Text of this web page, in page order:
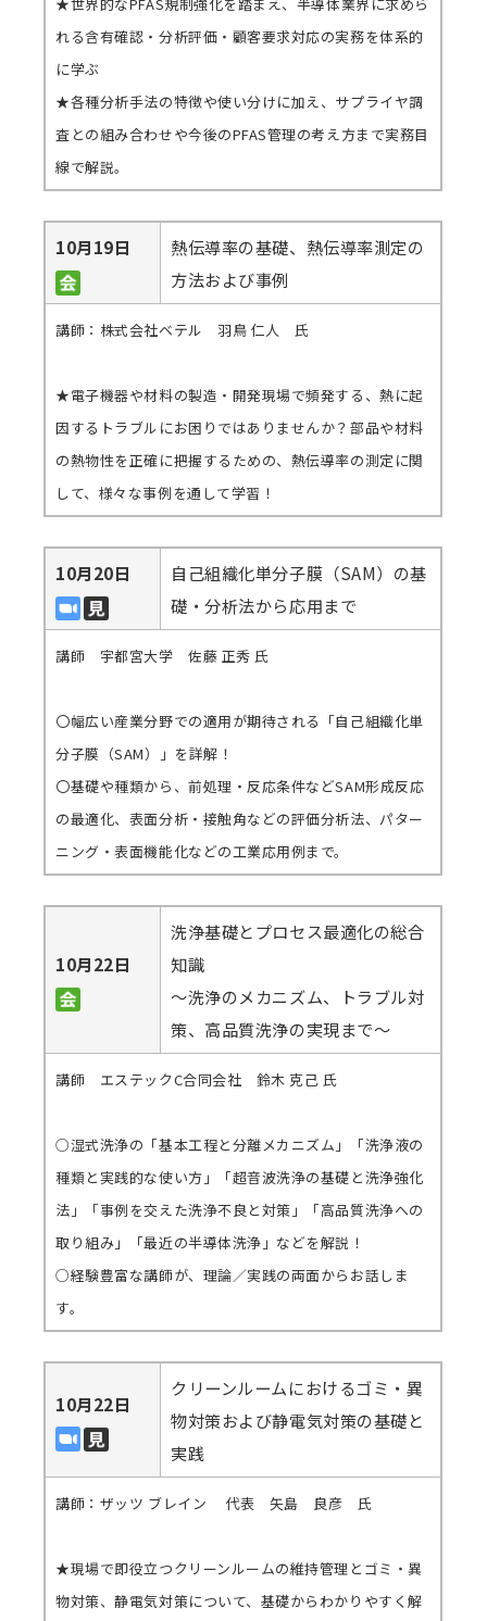
れる含有確認・分析評価・顧客要求対応の実務を体系的
に学ぶ
★各種分析手法の特徴や使い分けに加え、サプライヤ調
査との組み合わせや今後のPFAS管理の考え方まで実務目
線で解説。
10月19日
熱伝導率の基礎、熱伝導率測定の
方法および事例
講師：株式会社ベテル 羽鳥 仁人 氏
★電子機器や材料の製造・開発現場で頻発する、熱に起
因するトラブルにお困りではありませんか？部品や材料
の熱物性を正確に把握するための、熱伝導率の測定に関
して、様々な事例を通して学習！
10月20日
自己組織化単分子膜（SAM）の基
礎・分析法から応用まで
講師 宇都宮大学 佐藤 正秀 氏
〇幅広い産業分野での適用が期待される「自己組織化単
分子膜（SAM）」を詳解！
〇基礎や種類から、前処理・反応条件などSAM形成反応
の最適化、表面分析・接触角などの評価分析法、パター
ニング・表面機能化などの工業応用例まで。
10月22日
洗浄基礎とプロセス最適化の総合
知識
～洗浄のメカニズム、トラブル対
策、高品質洗浄の実現まで～
講師 エステックC合同会社 鈴木 克己 氏
○湿式洗浄の「基本工程と分離メカニズム」「洗浄液の
種類と実践的な使い方」「超音波洗浄の基礎と洗浄強化
法」「事例を交えた洗浄不良と対策」「高品質洗浄への
取り組み」「最近の半導体洗浄」などを解説！
○経験豊富な講師が、理論／実践の両面からお話しま
す。
10月22日
クリーンルームにおけるゴミ・異
物対策および静電気対策の基礎と
実践
講師：ザッツ ブレイン 代表 矢島 良彦 氏
★現場で即役立つクリーンルームの維持管理とゴミ・異
物対策、静電気対策について、基礎からわかりやすく解